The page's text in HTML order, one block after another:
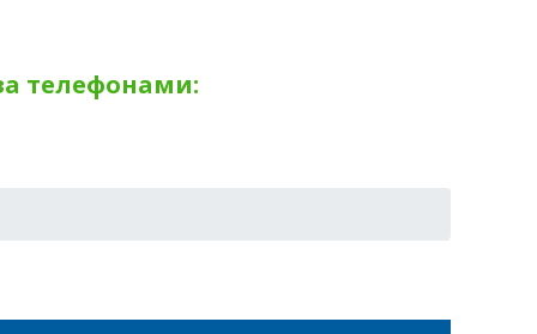
телефонами: